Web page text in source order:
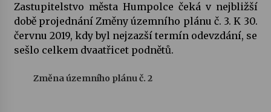
Vysočinka
17. 7. 2026
14. 7. 2026
Zastupitelstvo města Humpolce čeká v nejbližší
době projednání Změny územního plánu č. 3. K 30.
červnu 2019, kdy byl nejzazší termín odevzdání, se
sešlo celkem dvaatřicet podnětů.
Změna územního plánu č. 2